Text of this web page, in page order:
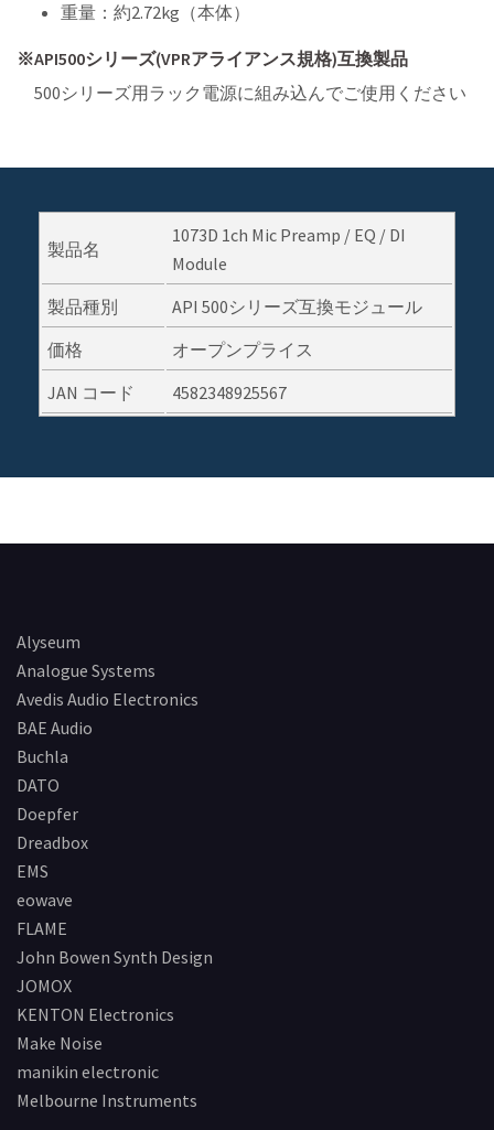
重量：約2.72kg（本体）
※API500シリーズ(VPRアライアンス規格)互換製品
500シリーズ用ラック電源に組み込んでご使用ください
製品名
1073D 1ch Mic Preamp / EQ / DI
Module
製品種別
API 500シリーズ互換モジュール
価格
オープンプライス
JAN コード
4582348925567
Alyseum
Analogue Systems
Avedis Audio Electronics
BAE Audio
Buchla
DATO
Doepfer
Dreadbox
EMS
eowave
FLAME
John Bowen Synth Design
JOMOX
KENTON Electronics
Make Noise
manikin electronic
Melbourne Instruments